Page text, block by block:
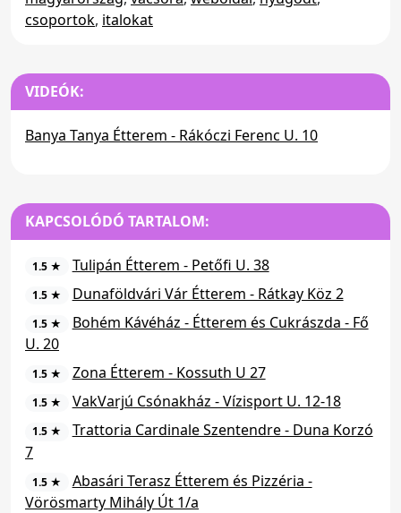
csoportok, italokat
VIDEÓK:
Banya Tanya Étterem - Rákóczi Ferenc U. 10
KAPCSOLÓDÓ TARTALOM:
1.5 ★ Tulipán Étterem - Petőfi U. 38
1.5 ★ Dunaföldvári Vár Étterem - Rátkay Köz 2
1.5 ★
Bohém Kávéház - Étterem és Cukrászda - Fő
U. 20
1.5 ★ Zona Étterem - Kossuth U 27
1.5 ★ VakVarjú Csónakház - Vízisport U. 12-18
1.5 ★
Trattoria Cardinale Szentendre - Duna Korzó
7
1.5 ★
Abasári Terasz Étterem és Pizzéria -
Vörösmarty Mihály Út 1/a